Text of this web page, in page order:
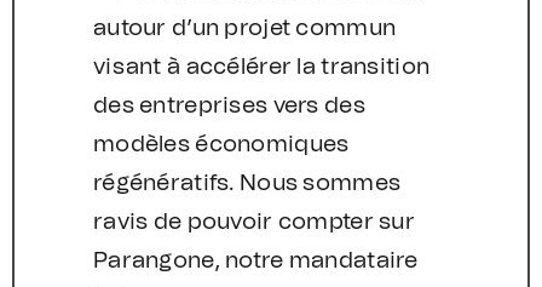
autour d’un projet commun
visant à accélérer la transition
des entreprises vers des
modèles économiques
régénératifs. Nous sommes
ravis de pouvoir compter sur
Parangone, notre mandataire